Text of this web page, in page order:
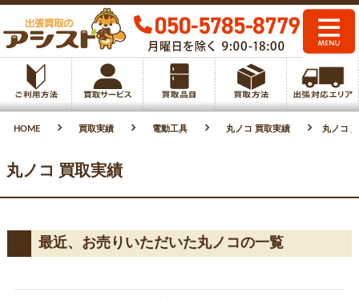
HOME 買取実績 電動工具 丸ノコ 買取実績 丸ノコ
丸ノコ 買取実績
最近、お売りいただいた丸ノコの一覧